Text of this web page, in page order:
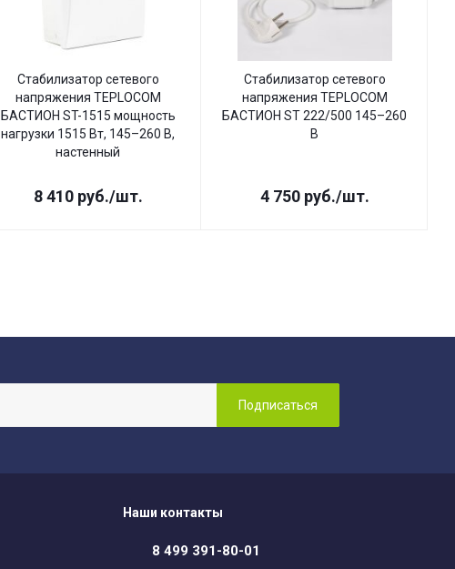
Стабилизатор сетевого
напряжения TEPLOCOM
БАСТИОН ST-1515 мощность
нагрузки 1515 Вт, 145–260 В,
настенный
8 410руб./шт.
Стабилизатор сетевого
напряжения TEPLOCOM
БАСТИОН ST 222/500 145–260
В
4 750руб./шт.
Наши контакты
8 499 391-80-01